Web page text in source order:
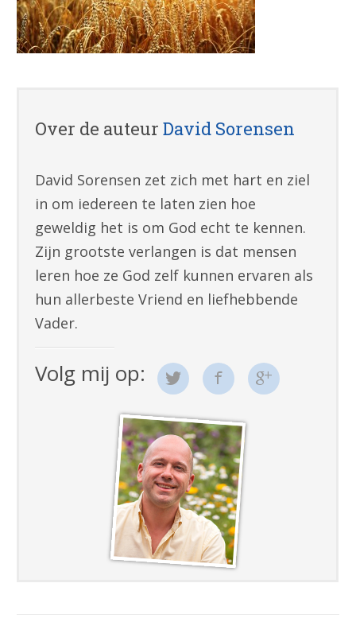
Over de auteurDavid Sorensen
David Sorensen zet zich met hart en ziel
in om iedereen te laten zien hoe
geweldig het is om God echt te kennen.
Zijn grootste verlangen is dat mensen
leren hoe ze God zelf kunnen ervaren als
hun allerbeste Vriend en liefhebbende
Vader.
Volg mij op: